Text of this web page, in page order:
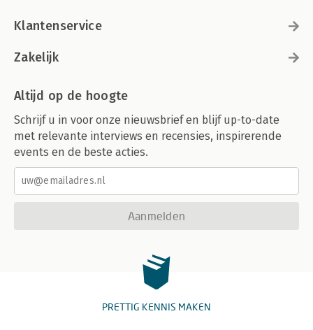
Klantenservice
Zakelijk
Altijd op de hoogte
Schrijf u in voor onze nieuwsbrief en blijf up-to-date
met relevante interviews en recensies, inspirerende
events en de beste acties.
Aanmelden
PRETTIG KENNIS MAKEN